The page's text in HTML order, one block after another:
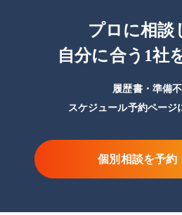
プロに相談
自分に合う1社
履歴書・準備不
スケジュール予約ページ
個別相談を予約